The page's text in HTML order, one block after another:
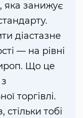
яка занижує
діастазне
— на рівні
Що це
торгівлі.
стільки тобі